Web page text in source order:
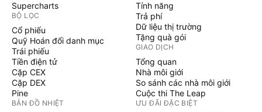
Supercharts
BỘ LỌC
Cổ phiếu
Quỹ Hoán đổi danh mục
Trái phiếu
Tiền điện tử
Cặp CEX
Cặp DEX
Pine
BẢN ĐỒ NHIỆT
Tính năng
Trả phí
Dữ liệu thị trường
Tặng quà gói
GIAO DỊCH
Tổng quan
Nhà môi giới
So sánh các nhà môi giới
Cuộc thi The Leap
ƯU ĐÃI ĐẶC BIỆT